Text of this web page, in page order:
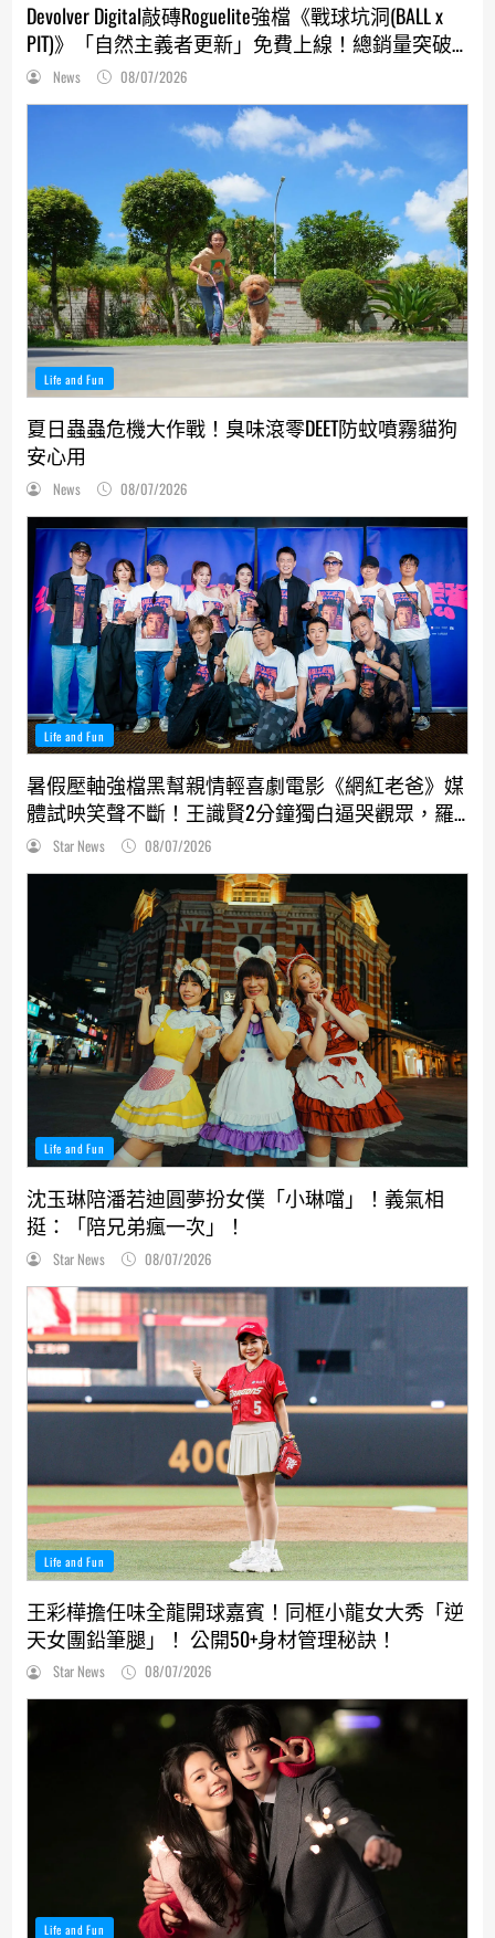
Devolver Digital敲磚Roguelite強檔《戰球坑洞(BALL x
PIT)》「自然主義者更新」免費上線！總銷量突破
200萬份，遊戲史低66折熱銷中
News 08/07/2026
Life and Fun
夏日蟲蟲危機大作戰！臭味滾零DEET防蚊噴霧貓狗
安心用
News 08/07/2026
Life and Fun
暑假壓軸強檔黑幫親情輕喜劇電影《網紅老爸》媒
體試映笑聲不斷！王識賢2分鐘獨白逼哭觀眾，羅
志祥、張懷秋受封搞笑MVP
Star News 08/07/2026
Life and Fun
沈玉琳陪潘若迪圓夢扮女僕「小琳噹」！義氣相
挺：「陪兄弟瘋一次」！
Star News 08/07/2026
Life and Fun
王彩樺擔任味全龍開球嘉賓！同框小龍女大秀「逆
天女團鉛筆腿」！ 公開50+身材管理秘訣！
Star News 08/07/2026
Life and Fun